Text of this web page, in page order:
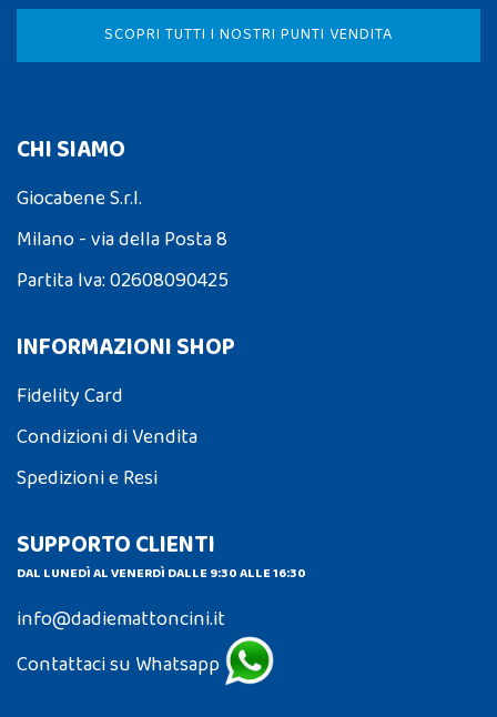
SCOPRI TUTTI I NOSTRI PUNTI VENDITA
CHI SIAMO
Giocabene S.r.l.
Milano - via della Posta 8
Partita Iva: 02608090425
INFORMAZIONI SHOP
Fidelity Card
Condizioni di Vendita
Spedizioni e Resi
SUPPORTO CLIENTI
DAL LUNEDÌ AL VENERDÌ DALLE 9:30 ALLE 16:30
info@dadiemattoncini.it
Contattaci su Whatsapp